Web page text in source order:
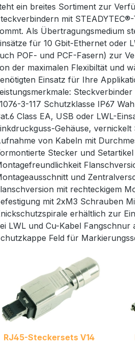
ein breites Sortiment zur
mit
Als Übertragungsmedium
für 10 Gbit-Ethernet oder
POF- und PCF-Fasern) zur
der maximalen Flexibiltät und
Einsatz für Ihre
3-117 Schutzklasse IP67
Class EA, USB oder LWL-
Gehäuse,
von Kabeln mit
Stecker und
und
mit rechteckigem
mit 2xM3 Schrauben
erhältlich zur
LWL und Cu-Kabel Fangschnur
Feld für
RJ45-Steckersets V14